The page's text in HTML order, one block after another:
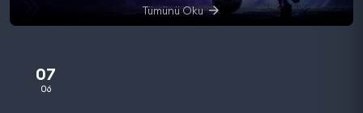
Tümünü Oku
07
06